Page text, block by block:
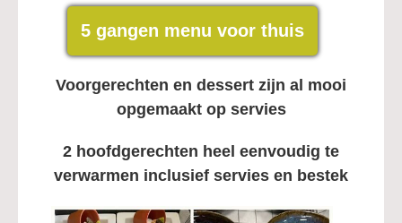
5 gangen menu voor thuis
Voorgerechten en dessert zijn al mooi
opgemaakt op servies
2 hoofdgerechten heel eenvoudig te
verwarmen inclusief servies en bestek